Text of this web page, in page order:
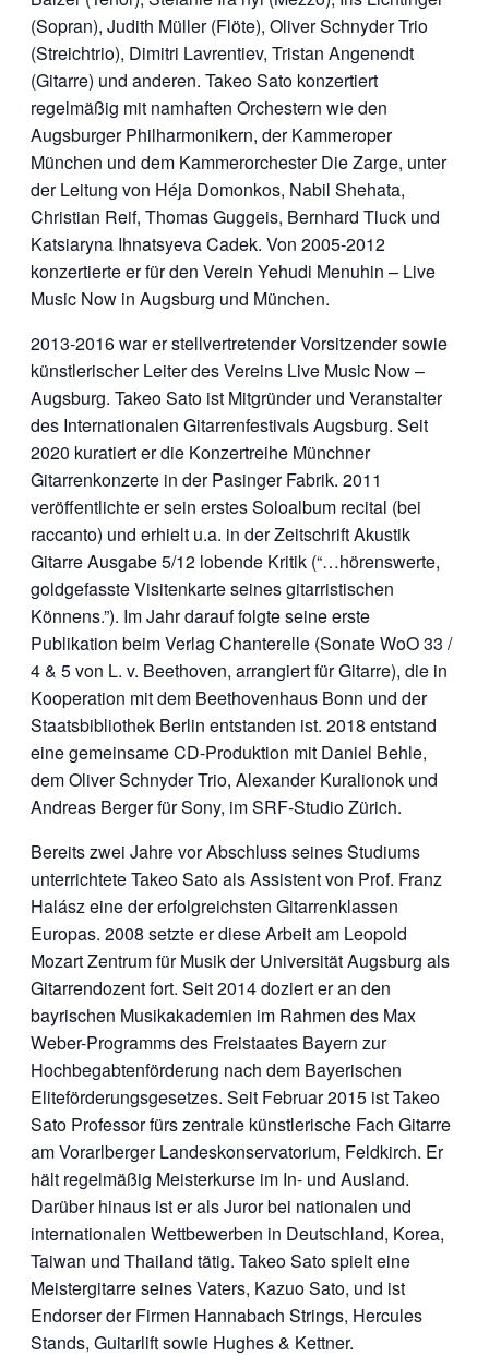
(Sopran), Judith Müller (Flöte), Oliver Schnyder Trio
(Streichtrio), Dimitri Lavrentiev, Tristan Angenendt
(Gitarre) und anderen. Takeo Sato konzertiert
regelmäßig mit namhaften Orchestern wie den
Augsburger Philharmonikern, der Kammeroper
München und dem Kammerorchester Die Zarge, unter
der Leitung von Héja Domonkos, Nabil Shehata,
Christian Reif, Thomas Guggeis, Bernhard Tluck und
Katsiaryna Ihnatsyeva Cadek. Von 2005-2012
konzertierte er für den Verein Yehudi Menuhin – Live
Music Now in Augsburg und München.
2013-2016 war er stellvertretender Vorsitzender sowie
künstlerischer Leiter des Vereins Live Music Now –
Augsburg. Takeo Sato ist Mitgründer und Veranstalter
des Internationalen Gitarrenfestivals Augsburg. Seit
2020 kuratiert er die Konzertreihe Münchner
Gitarrenkonzerte in der Pasinger Fabrik. 2011
veröffentlichte er sein erstes Soloalbum recital (bei
raccanto) und erhielt u.a. in der Zeitschrift Akustik
Gitarre Ausgabe 5/12 lobende Kritik (“…hörenswerte,
goldgefasste Visitenkarte seines gitarristischen
Könnens.”). Im Jahr darauf folgte seine erste
Publikation beim Verlag Chanterelle (Sonate WoO 33 /
4 & 5 von L. v. Beethoven, arrangiert für Gitarre), die in
Kooperation mit dem Beethovenhaus Bonn und der
Staatsbibliothek Berlin entstanden ist. 2018 entstand
eine gemeinsame CD-Produktion mit Daniel Behle,
dem Oliver Schnyder Trio, Alexander Kuralionok und
Andreas Berger für Sony, im SRF-Studio Zürich.
Bereits zwei Jahre vor Abschluss seines Studiums
unterrichtete Takeo Sato als Assistent von Prof. Franz
Halász eine der erfolgreichsten Gitarrenklassen
Europas. 2008 setzte er diese Arbeit am Leopold
Mozart Zentrum für Musik der Universität Augsburg als
Gitarrendozent fort. Seit 2014 doziert er an den
bayrischen Musikakademien im Rahmen des Max
Weber-Programms des Freistaates Bayern zur
Hochbegabtenförderung nach dem Bayerischen
Eliteförderungsgesetzes. Seit Februar 2015 ist Takeo
Sato Professor fürs zentrale künstlerische Fach Gitarre
am Vorarlberger Landeskonservatorium, Feldkirch. Er
hält regelmäßig Meisterkurse im In- und Ausland.
Darüber hinaus ist er als Juror bei nationalen und
internationalen Wettbewerben in Deutschland, Korea,
Taiwan und Thailand tätig. Takeo Sato spielt eine
Meistergitarre seines Vaters, Kazuo Sato, und ist
Endorser der Firmen Hannabach Strings, Hercules
Stands, Guitarlift sowie Hughes & Kettner.